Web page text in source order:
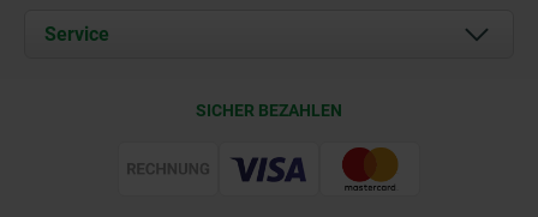
Kontakt
Service
SICHER BEZAHLEN